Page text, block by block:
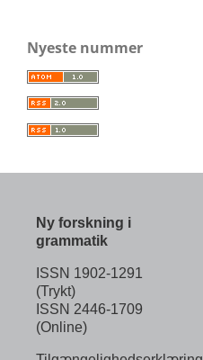
Nyeste nummer
Ny forskning i
grammatik
ISSN 1902-1291
(Trykt)
ISSN 2446-1709
(Online)